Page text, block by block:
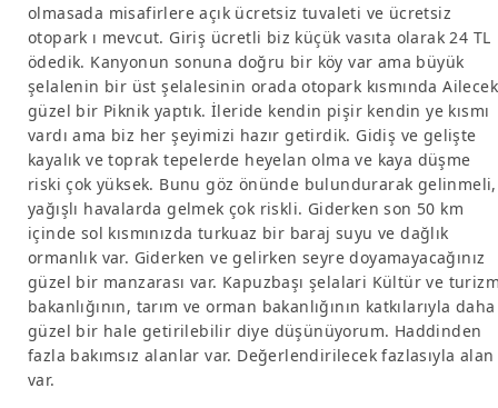
olmasada misafirlere açık ücretsiz tuvaleti ve ücretsiz
otopark ı mevcut. Giriş ücretli biz küçük vasıta olarak 24 TL
ödedik. Kanyonun sonuna doğru bir köy var ama büyük
şelalenin bir üst şelalesinin orada otopark kısmında Ailecek
güzel bir Piknik yaptık. İleride kendin pişir kendin ye kısmı
vardı ama biz her şeyimizi hazır getirdik. Gidiş ve gelişte
kayalık ve toprak tepelerde heyelan olma ve kaya düşme
riski çok yüksek. Bunu göz önünde bulundurarak gelinmeli,
yağışlı havalarda gelmek çok riskli. Giderken son 50 km
içinde sol kısmınızda turkuaz bir baraj suyu ve dağlık
ormanlık var. Giderken ve gelirken seyre doyamayacağınız
güzel bir manzarası var. Kapuzbaşı şelalari Kültür ve
bakanlığının, tarım ve orman bakanlığının katkılarıyla daha
güzel bir hale getirilebilir diye düşünüyorum. Haddinden
fazla bakımsız alanlar var. Değerlendirilecek fazlasıyla alan
var.